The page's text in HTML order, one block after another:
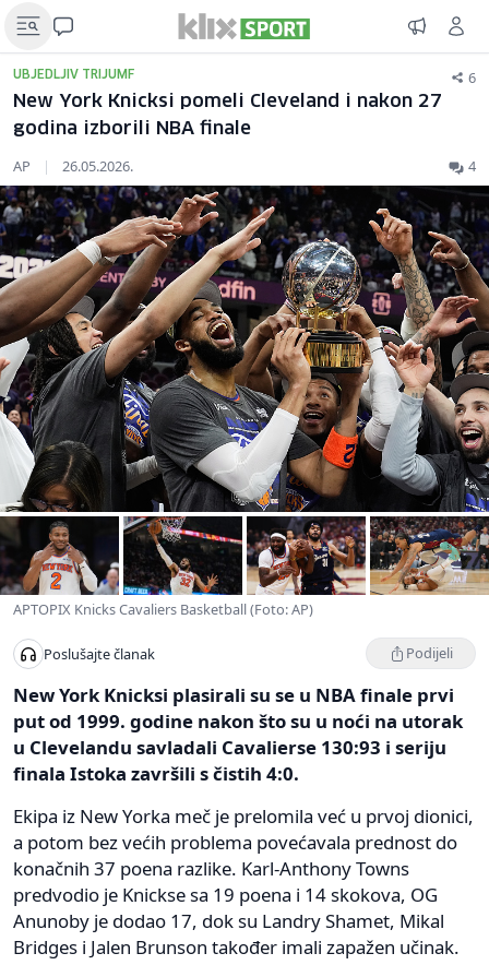
UBJEDLJIV TRIJUMF 6
New York Knicksi pomeli Cleveland i nakon 27
godina izborili NBA finale
AP | 26.05.2026. 4
APTOPIX Knicks Cavaliers Basketball (Foto: AP)
Poslušajte članak Podijeli
New York Knicksi plasirali su se u NBA finale prvi
put od 1999. godine nakon što su u noći na utorak
u Clevelandu savladali Cavalierse 130:93 i seriju
finala Istoka završili s čistih 4:0.
Ekipa iz New Yorka meč je prelomila već u prvoj dionici,
a potom bez većih problema povećavala prednost do
konačnih 37 poena razlike. Karl-Anthony Towns
predvodio je Knickse sa 19 poena i 14 skokova, OG
Anunoby je dodao 17, dok su Landry Shamet, Mikal
Bridges i Jalen Brunson također imali zapažen učinak.